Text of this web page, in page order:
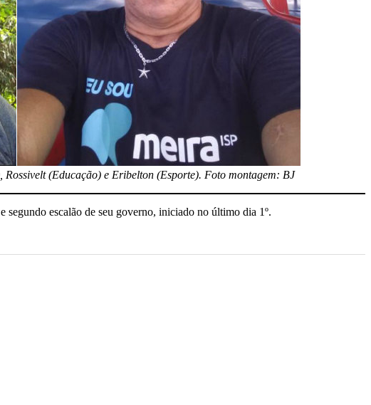
(Educação) e Eribelton (Esporte). Foto montagem: BJ
escalão de seu governo, iniciado no último dia 1º.